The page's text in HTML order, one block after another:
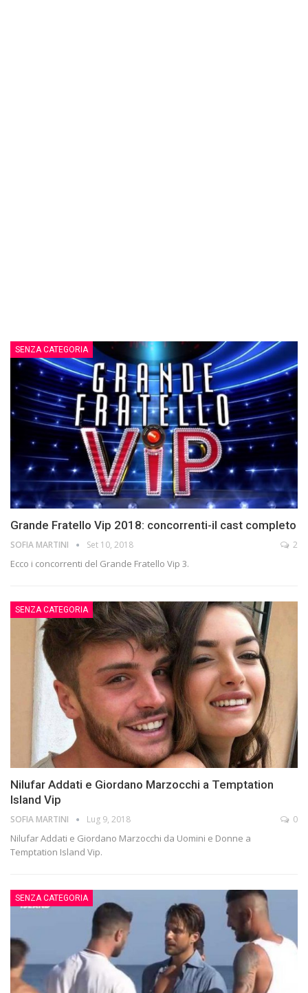
SENZA CATEGORIA
Grande Fratello Vip 2018: concorrenti-il cast completo
SOFIA MARTINI Set 10, 2018 2
Ecco i concorrenti del Grande Fratello Vip 3.
SENZA CATEGORIA
Nilufar Addati e Giordano Marzocchi a Temptation
Island Vip
SOFIA MARTINI Lug 9, 2018 0
Nilufar Addati e Giordano Marzocchi da Uomini e Donne a
Temptation Island Vip.
SENZA CATEGORIA